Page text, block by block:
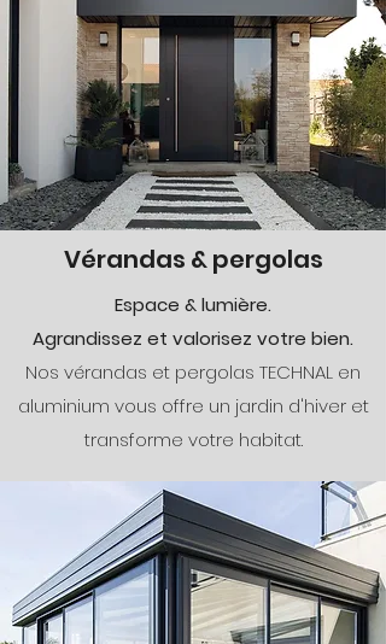
Vérandas & pergolas
Espace & lumière.
Agrandissez et valorisez votre bien.
Nos vérandas et pergolas TECHNAL en
aluminium vous offre un jardin d'hiver et
transforme votre habitat.